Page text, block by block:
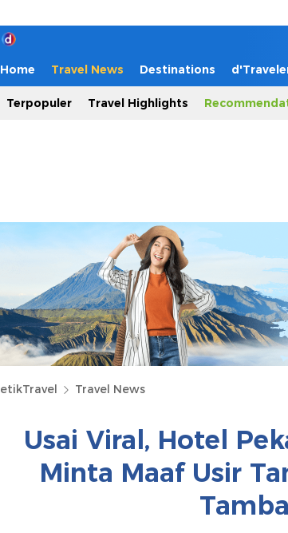
Home Travel News Destinations
Terpopuler Travel Highlights
Travel News
Usai Viral, Hotel
Minta Maaf Usir